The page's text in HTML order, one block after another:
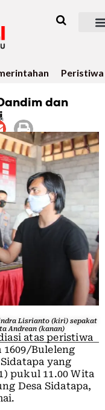
Peristiwa
dan
Lisrianto (kiri) sepakat
Andrean (kanan)
atas peristiwa
1609/Buleleng
yang
pukul 11.00 Wita
Desa Sidatapa,